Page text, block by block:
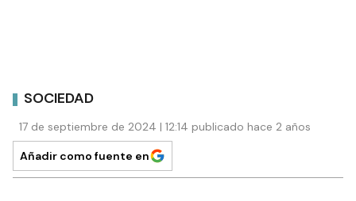
SOCIEDAD
17 de septiembre de 2024 | 12:14 publicado hace 2 años
Añadir como fuente en